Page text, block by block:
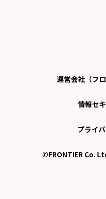
運営会社（フ
情報セ
プライ
©FRONTIER Co.